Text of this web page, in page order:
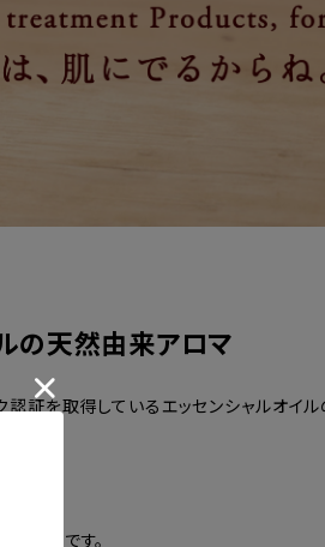
の天然由来アロマ
認証を取得しているエッセンシャルオイル
の願いです。